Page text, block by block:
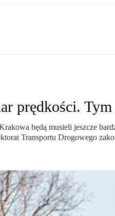
prędkości.
będą musieli jeszcze
Transportu Drogowego